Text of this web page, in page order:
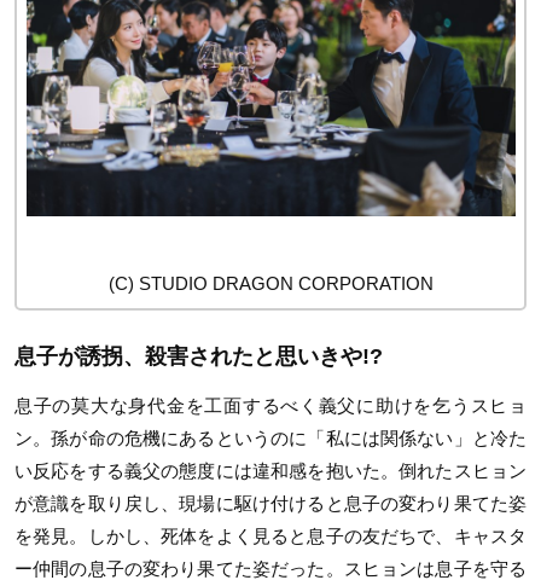
(C) STUDIO DRAGON CORPORATION
息子が誘拐、殺害されたと思いきや!?
息子の莫大な身代金を工面するべく義父に助けを乞うスヒョ
ン。孫が命の危機にあるというのに「私には関係ない」と冷た
い反応をする義父の態度には違和感を抱いた。倒れたスヒョン
が意識を取り戻し、現場に駆け付けると息子の変わり果てた姿
を発見。しかし、死体をよく見ると息子の友だちで、キャスタ
ー仲間の息子の変わり果てた姿だった。スヒョンは息子を守る